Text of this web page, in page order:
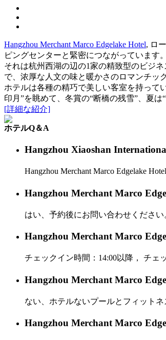
Hangzhou Merchant Marco Edgelake Hotel, ロ
ピングセンターと緊密につながっています。
それは杭州西湖の辺の1家の精致型のビジ
で、浓厚な人文の味と暖かさのロマンチッ
ホテルは各種の精巧で美しい客室を持って
印月”を眺めて、冬賞の“断橋の残雪”、夏
[詳細な紹介]
ホテルQ＆A
Hangzhou Xiaoshan
Hangzhou Merchant Marco Edgelake
Hangzhou Merchant Marco
はい、予約後にお問い合わせください
Hangzhou Merchant Marco
チェックイン時間：14:00以降， チェ
Hangzhou Merchant Marco
ない、ホテルないプールとフィット
Hangzhou Merchant Marco